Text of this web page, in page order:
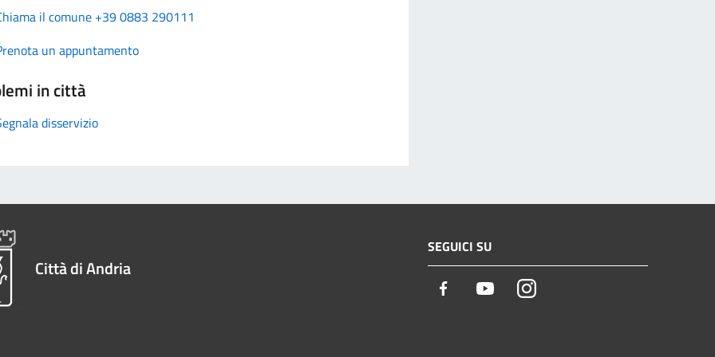
il comune +39 0883 290111
un appuntamento
in città
disservizio
Città di Andria
SEGUICI SU
Facebook YoutubeInstagram